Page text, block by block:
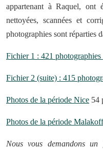
appartenant à Raquel, ont
nettoyées, scannées et
photographies sont réparties
Fichier 1 : 421 photographies
Fichier 2 (suite) : 415
Photos de la période Nice 54
Photos de la période Malakoff
Nous vous demandons